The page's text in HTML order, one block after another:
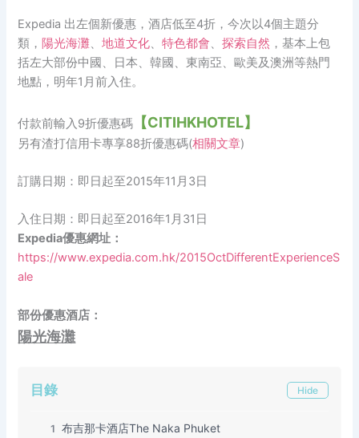
Expedia 出左個新優惠，酒店低至4折，今次以4個主題分
類， 陽光海灘、地道文化、特色都會、探索自然 ，基本上包
括左大部份中國、日本、韓國、東南亞、歐美及澳洲等熱門
地點，明年1月前入住。
付款前輸入9折優惠碼 【CITIHKHOTEL】
另有渣打信用卡專享88折優惠碼(相關文章)
訂購日期：即日起至2015年11月3日
入住日期：即日起至2016年1月31日
Expedia優惠網址：
https://www.expedia.com.hk/2015OctDifferentExperienceS
ale
部份優惠酒店：
陽光海灘
目錄 Hide
1 布吉那卡酒店The Naka Phuket